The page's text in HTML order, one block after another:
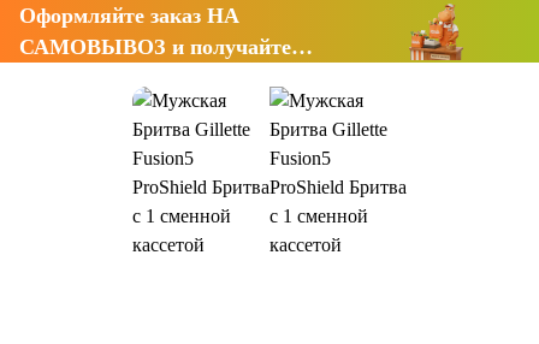
Оформляйте заказ НА
САМОВЫВОЗ и получайте